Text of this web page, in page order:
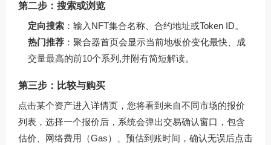
第二步：搜索或浏览
定向搜索 ：输入NFT集合名称、合约地址或Token ID。
热门推荐 ：聚合器首页会显示当前地板价变化最快、成
交量最高的前10个系列,并附有简短解读。
第三步：比较与购买
点击某个资产进入详情页，您将看到来自不同市场的报价
列表，选择一个报价后，系统会弹出交易确认窗口，包含
估价、网络费用（Gas）、预估到账时间，确认无误后点击